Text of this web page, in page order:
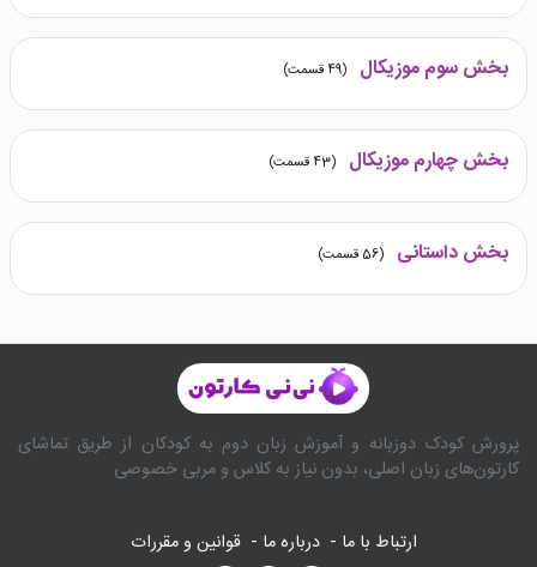
بخش سوم موزیکال (
49 قسمت)
بخش چهارم موزیکال (
43 قسمت)
بخش داستانی (
56 قسمت)
پرورش کودک دوزبانه و آموزش زبان دوم به کودکان از طریق تماشای
کارتون‌های زبان اصلی، بدون نیاز به کلاس و مربی خصوصی
ارتباط با ما - درباره ما - قوانین و مقررات